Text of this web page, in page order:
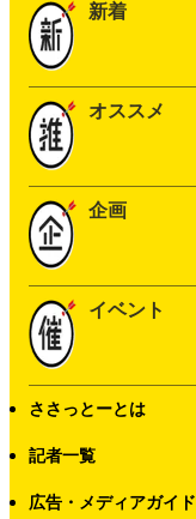
新着
オススメ
企画
イベント
ささっとーとは
記者一覧
広告・メディアガイド